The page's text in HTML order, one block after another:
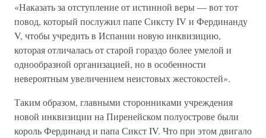
«Наказать за отступление от истинной веры — вот тот
повод, который послужил папе Сиксту IV и Фердинанду
V, чтобы учредить в Испании новую инквизицию,
которая отличалась от старой гораздо более умелой и
однообразной организацией, но в особенности
невероятным увеличением неистовых жестокостей».
Таким образом, главными сторонниками учреждения
новой инквизиции на Пиренейском полуострове были
король Фердинанд и папа Сикст IV. Что при этом двигало